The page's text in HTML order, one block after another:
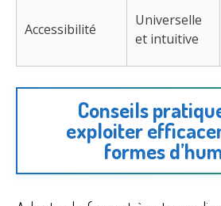
Accessibilité
Universelle
et intuitive
Conseils
exploiter
formes